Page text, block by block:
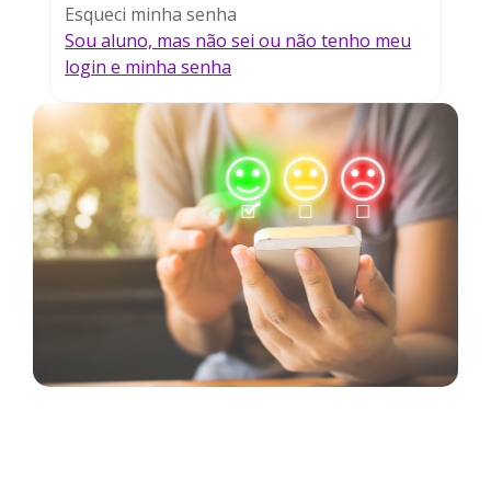
Esqueci minha senha
Sou aluno, mas não sei ou não tenho meu
login e minha senha